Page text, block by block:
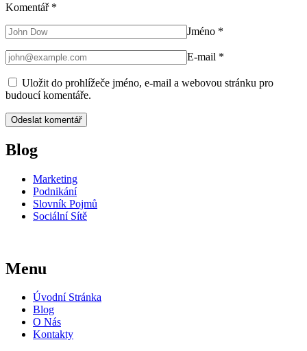
Komentář *
Jméno *
E-mail *
Uložit do prohlížeče jméno, e-mail a webovou stránku pro
budoucí komentáře.
Blog
Marketing
Podnikání
Slovník Pojmů
Sociální Sítě
Menu
Úvodní Stránka
Blog
O Nás
Kontakty